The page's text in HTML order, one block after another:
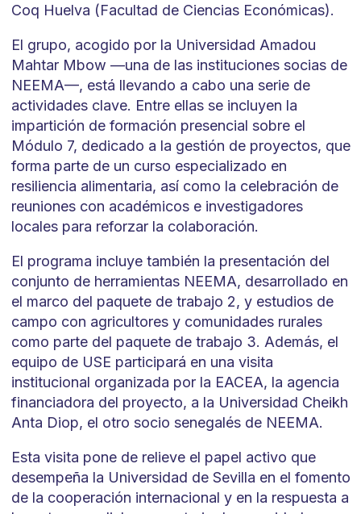
Coq Huelva (Facultad de Ciencias Económicas).
El grupo, acogido por la Universidad Amadou
Mahtar Mbow —una de las instituciones socias de
NEEMA—, está llevando a cabo una serie de
actividades clave. Entre ellas se incluyen la
impartición de formación presencial sobre el
Módulo 7, dedicado a la gestión de proyectos, que
forma parte de un curso especializado en
resiliencia alimentaria, así como la celebración de
reuniones con académicos e investigadores
locales para reforzar la colaboración.
El programa incluye también la presentación del
conjunto de herramientas NEEMA, desarrollado en
el marco del paquete de trabajo 2, y estudios de
campo con agricultores y comunidades rurales
como parte del paquete de trabajo 3. Además, el
equipo de USE participará en una visita
institucional organizada por la EACEA, la agencia
financiadora del proyecto, a la Universidad Cheikh
Anta Diop, el otro socio senegalés de NEEMA.
Esta visita pone de relieve el papel activo que
desempeña la Universidad de Sevilla en el fomento
de la cooperación internacional y en la respuesta a